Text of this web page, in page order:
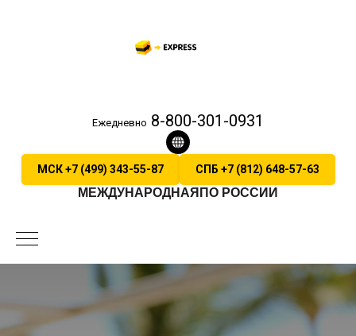
Ежедневно 8-800-301-0931
МСК +7 (499) 343-55-87 СПБ +7 (812) 648-57-63
МЕЖДУНАРОДНАЯ ПО РОССИИ